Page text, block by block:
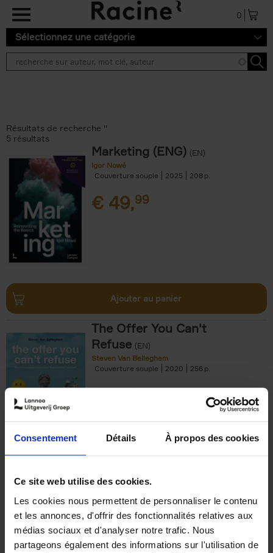
Consentement Détails À propos des cookies
Ce site web utilise des cookies.
Les cookies nous permettent de personnaliser le contenu
et les annonces, d'offrir des fonctionnalités relatives aux
médias sociaux et d'analyser notre trafic. Nous
partageons également des informations sur l'utilisation de
Aller au contenu principal
0
Sélectionnez une catégorie
Résultats de recherche ''
5 résultats
Marketing (ENG) (EN)
Igor Nowé
Couverture souple
2025 208
€ 49,99
Ajouter au panier
The Offer You Can't
Refuse (EN)
Steven Van Belleghem
Couverture souple
2020 256
€37,50
Building Bonds = Building
Business
Jochen Roef Jozefien De Feyter
Carolien Boom
Couverture souple
2025 200